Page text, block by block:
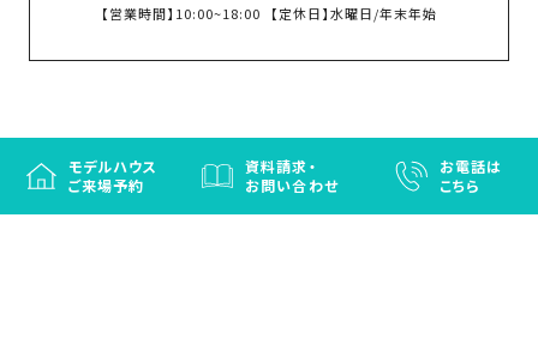
モデルハウス
ご来場予約
資料請求・
お問い合わせ
お電話は
こちら
【営業時間】 10:00~18:00 【定休日】水曜日/年末年始